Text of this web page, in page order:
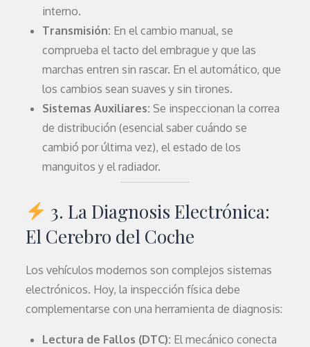
interno.
Transmisión: En el cambio manual, se
comprueba el tacto del embrague y que las
marchas entren sin rascar. En el automático, que
los cambios sean suaves y sin tirones.
Sistemas Auxiliares: Se inspeccionan la correa
de distribución (esencial saber cuándo se
cambió por última vez), el estado de los
manguitos y el radiador.
3. La Diagnosis Electrónica:
El Cerebro del Coche
Los vehículos modernos son complejos sistemas
electrónicos. Hoy, la inspección física debe
complementarse con una herramienta de diagnosis:
Lectura de Fallos (DTC): El mecánico conecta